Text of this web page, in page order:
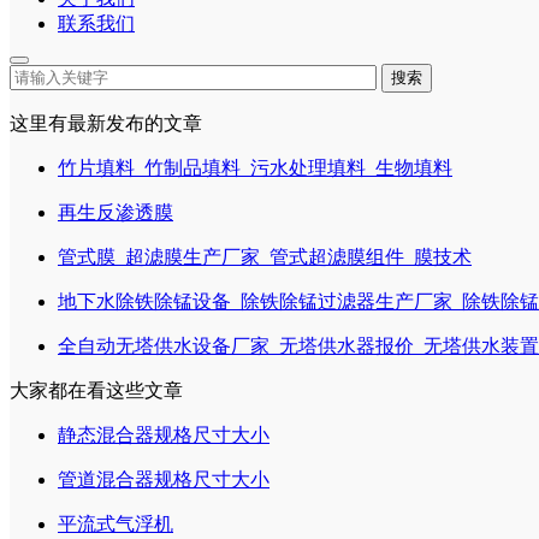
联系我们
搜索
这里有最新发布的文章
竹片填料_竹制品填料_污水处理填料_生物填料
再生反渗透膜
管式膜_超滤膜生产厂家_管式超滤膜组件_膜技术
地下水除铁除锰设备_除铁除锰过滤器生产厂家_除铁除
全自动无塔供水设备厂家_无塔供水器报价_无塔供水装
大家都在看这些文章
静态混合器规格尺寸大小
管道混合器规格尺寸大小
平流式气浮机